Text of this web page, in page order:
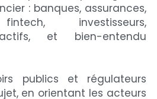
: banques, assurances,
investisseurs,
et bien-entendu
publics et régulateurs
en orientant les acteurs